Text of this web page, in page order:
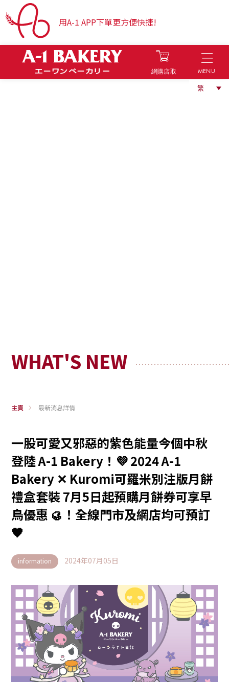
用A-1 APP下單更方便快捷!
網購店取 MENU
WHAT'S NEW
主頁 最新消息詳情
一股可愛又邪惡的紫色能量今個中秋
登陸 A-1 Bakery！💜 2024 A-1
Bakery ✕ Kuromi可羅米別注版月餅
禮盒套裝 7月5日起預購月餅券可享早
鳥優惠 🥮！全線門市及網店均可預訂
🖤
information 2024年07月05日